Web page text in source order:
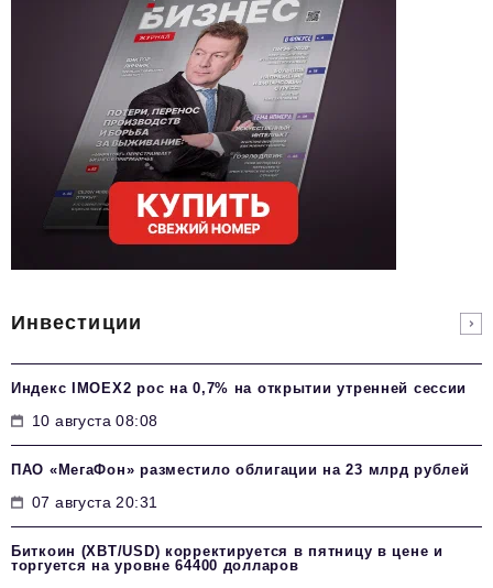
Инвестиции
Индекс IMOEX2 рос на 0,7% на открытии утренней сессии
10 августа 08:08
ПАО «МегаФон» разместило облигации на 23 млрд рублей
07 августа 20:31
Биткоин (XBT/USD) корректируется в пятницу в цене и
торгуется на уровне 64400 долларов